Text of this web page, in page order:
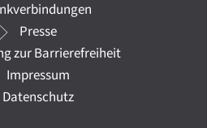
Presse
zur Barrierefreiheit
Impressum
Datenschutz